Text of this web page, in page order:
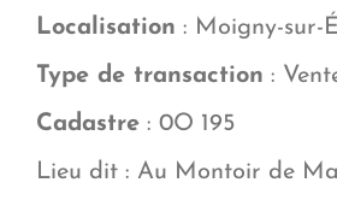
Localisation : Moigny-sur-
Type de transaction :
Cadastre : 0O 195
Lieu dit : Au Montoir de